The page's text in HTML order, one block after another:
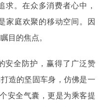
求。在众多消费者心中，
家庭欢聚的移动空间。因
目的焦点。
安全防护，赢得了广泛赞
造的坚固车身，仿佛是一
安全气囊，更是为乘客提